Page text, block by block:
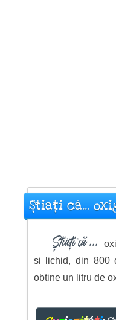
Știați că...
Știați că ...
si lichid, din 800
obtine un litru de